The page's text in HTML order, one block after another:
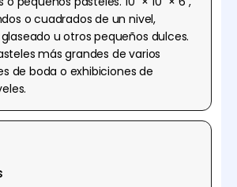
o cuadrados de un nivel,
u otros pequeños dulces.
más grandes de varios
de boda o exhibiciones de